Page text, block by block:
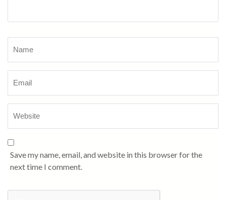
Save my name, email, and website in this browser for the
next time I comment.